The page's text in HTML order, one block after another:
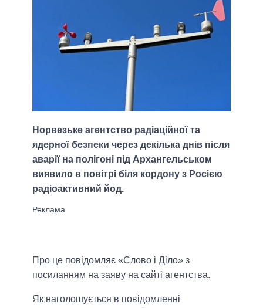
Норвезьке агентство радіаційної та
ядерної безпеки через декілька днів після
аварії на полігоні під Архангельськом
виявило в повітрі біля кордону з Росією
радіоактивний йод.
Про це повідомляє «Слово і Діло» з
посиланням на заяву на сайті агентства.
Як наголошується в повідомленні